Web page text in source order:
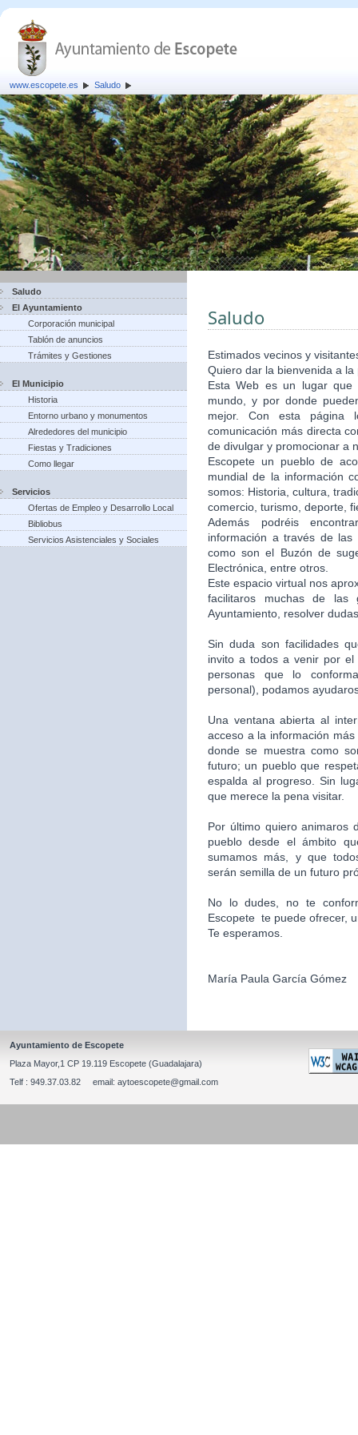
www.escopete.es Saludo
Saludo
El Ayuntamiento
Corporación municipal
Tablón de anuncios
Trámites y Gestiones
El Municipio
Historia
Entorno urbano y monumentos
Alrededores del municipio
Fiestas y Tradiciones
Como llegar
Servicios
Ofertas de Empleo y Desarrollo Local
Bibliobus
Servicios Asistenciales y Sociales
Saludo
Estimados vecinos y
Quiero dar la bienvenida a
Esta Web es un lugar
mundo, y por donde
mejor. Con esta página
comunicación más directa
de divulgar y promocionar a
Escopete un pueblo de
mundial de la información
somos: Historia, cultura,
comercio, turismo, deporte,
Además podréis
información a través de
como son el Buzón de
Electrónica, entre otros.
Este espacio virtual nos
facilitaros muchas de
Ayuntamiento, resolver
Sin duda son facilidades
invito a todos a venir por
personas que lo
personal), podamos
Una ventana abierta al
acceso a la información
donde se muestra como
futuro; un pueblo que
espalda al progreso. Sin
que merece la pena visitar.
Por último quiero animaros
pueblo desde el ámbito
sumamos más, y que
serán semilla de un futuro
No lo dudes, no te
Escopete te puede ofrecer,
Te esperamos.
María Paula García Gómez
Ayuntamiento de Escopete
Plaza Mayor,1 CP 19.119 Escopete (Guadalajara)
Telf : 949.37.03.82 email: aytoescopete@gmail.com